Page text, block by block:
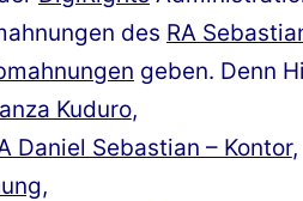
des RA
geben. Denn
Kuduro,
Daniel Sebastian – Kontor,
,